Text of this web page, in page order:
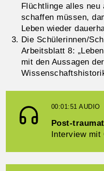
Flüchtlinge alles neu
schaffen müssen,
Leben wieder
Die Schülerinnen/
Arbeitsblatt 8:
mit den Aussagen
00:01:51AUDIO
Post-
Interview mit